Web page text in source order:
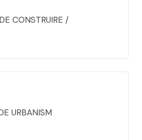
CONSTRUIRE /
URBANISM